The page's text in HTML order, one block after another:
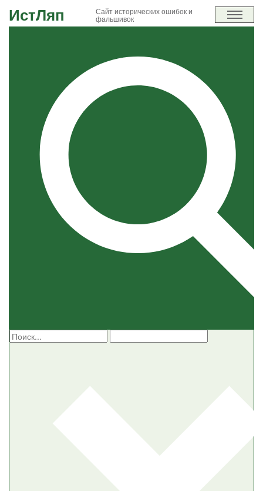
ИстЛяп Сайт исторических ошибок и
фальшивок